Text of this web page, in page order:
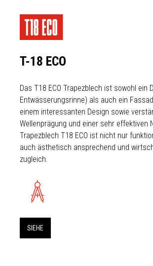
T-18 ECO
Das T18 ECO Trapezblech ist sowohl ein
Entwässerungsrinne) als auch ein
einem interessanten Design sowie
Wellenprägung und einer sehr effektiven
Trapezblech T18 ECO ist nicht nur
auch ästhetisch ansprechend und
zugleich.
SIEHE